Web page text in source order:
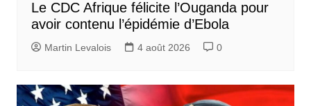
Le CDC Afrique félicite l’Ouganda pour
avoir contenu l’épidémie d’Ebola
Martin Levalois 4 août 2026 0